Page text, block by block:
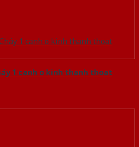
1 canh o kinh thanh thoat